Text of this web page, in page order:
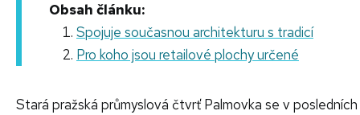
Obsah článku:
Spojuje současnou architekturu s tradicí
Pro koho jsou retailové plochy určené
Stará pražská průmyslová čtvrť Palmovka se v posledních